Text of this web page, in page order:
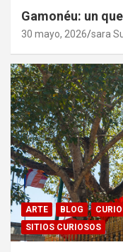
Gamonéu: un
30 mayo, 2026 sara
ARTE BLOG
SITIOS CURIOSOS